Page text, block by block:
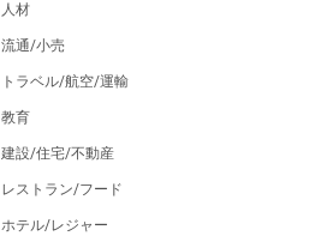
人材
流通/小売
トラベル/航空/運輸
教育
建設/住宅/不動産
レストラン/フード
ホテル/レジャー